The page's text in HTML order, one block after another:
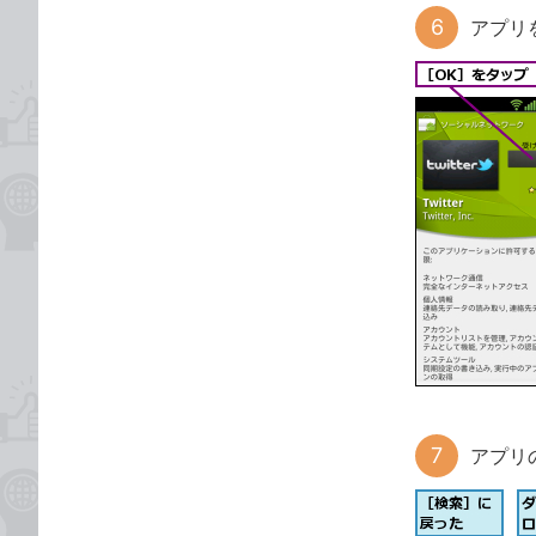
アプリ
アプリ